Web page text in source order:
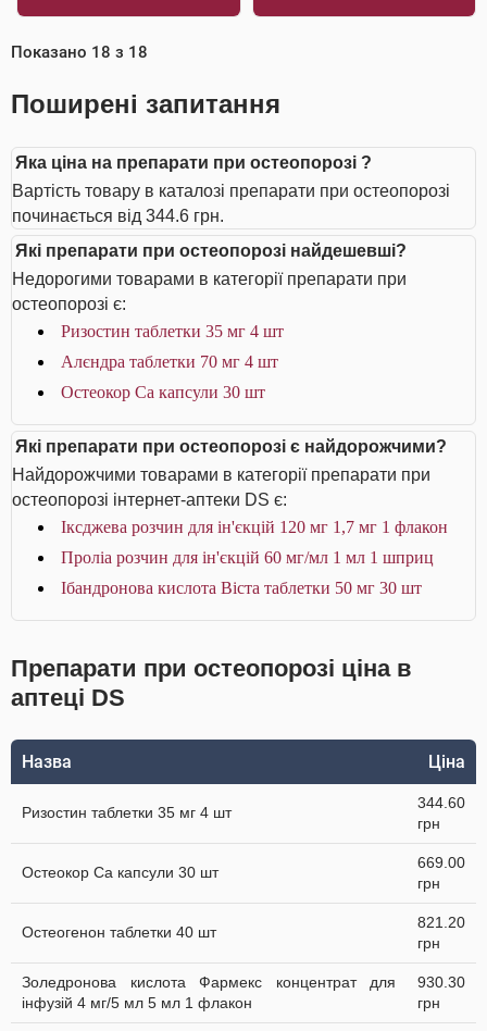
Показано 18 з 18
Поширені запитання
Яка ціна на препарати при остеопорозі ?
Вартість товару в каталозі препарати при остеопорозі
починається від 344.6 грн.
Які препарати при остеопорозі найдешевші?
Недорогими товарами в категорії препарати при
остеопорозі є:
Ризостин таблетки 35 мг 4 шт
Алєндра таблетки 70 мг 4 шт
Остеокор Cа капсули 30 шт
Які препарати при остеопорозі є найдорожчими?
Найдорожчими товарами в категорії препарати при
остеопорозі інтернет-аптеки DS є:
Іксджева розчин для ін'єкцій 120 мг 1,7 мг 1 флакон
Проліа розчин для ін'єкцій 60 мг/мл 1 мл 1 шприц
Ібандронова кислота Віста таблетки 50 мг 30 шт
Препарати при остеопорозі ціна в
аптеці DS
Назва Ціна
Ризостин таблетки 35 мг 4 шт
344.60
грн
Остеокор Cа капсули 30 шт
669.00
грн
Остеогенон таблетки 40 шт
821.20
грн
Золедронова кислота Фармекс концентрат для
інфузій 4 мг/5 мл 5 мл 1 флакон
930.30
грн